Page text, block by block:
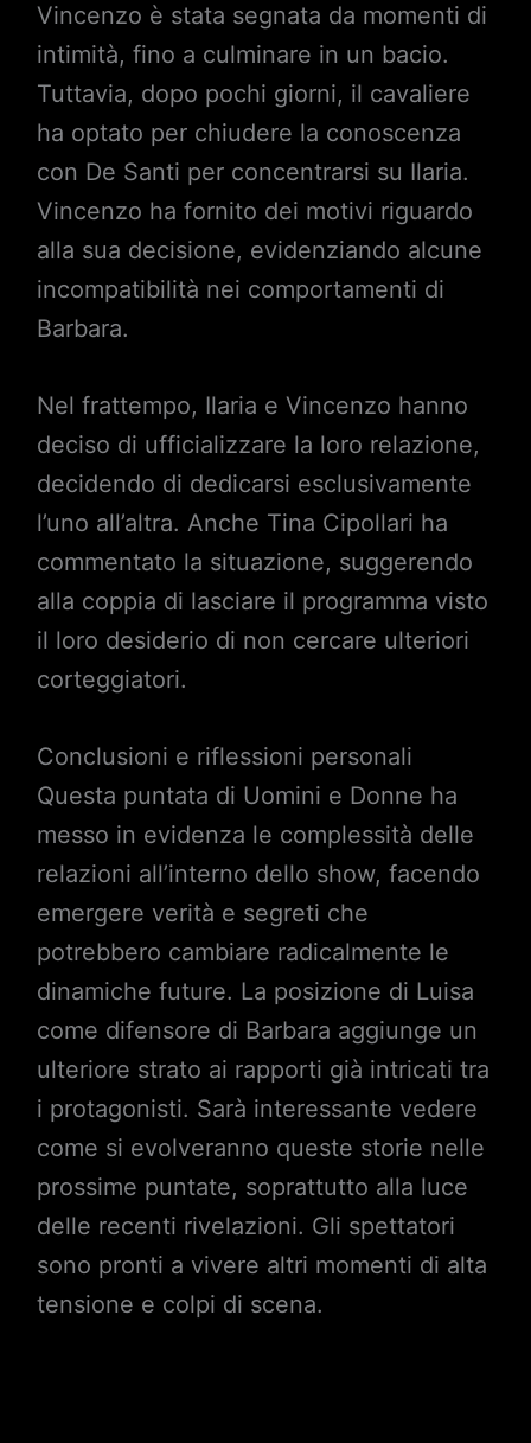
Vincenzo è stata segnata da momenti di
intimità, fino a culminare in un bacio.
Tuttavia, dopo pochi giorni, il cavaliere
ha optato per chiudere la conoscenza
con De Santi per concentrarsi su Ilaria.
Vincenzo ha fornito dei motivi riguardo
alla sua decisione, evidenziando alcune
incompatibilità nei comportamenti di
Barbara.
Nel frattempo, Ilaria e Vincenzo hanno
deciso di ufficializzare la loro relazione,
decidendo di dedicarsi esclusivamente
l’uno all’altra. Anche Tina Cipollari ha
commentato la situazione, suggerendo
alla coppia di lasciare il programma visto
il loro desiderio di non cercare ulteriori
corteggiatori.
Conclusioni e riflessioni personali
Questa puntata di Uomini e Donne ha
messo in evidenza le complessità delle
relazioni all’interno dello show, facendo
emergere verità e segreti che
potrebbero cambiare radicalmente le
dinamiche future. La posizione di Luisa
come difensore di Barbara aggiunge un
ulteriore strato ai rapporti già intricati tra
i protagonisti. Sarà interessante vedere
come si evolveranno queste storie nelle
prossime puntate, soprattutto alla luce
delle recenti rivelazioni. Gli spettatori
sono pronti a vivere altri momenti di alta
tensione e colpi di scena.